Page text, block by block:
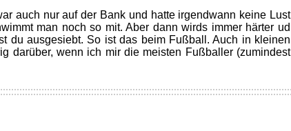
auch nur auf der Bank und hatte irgendwann keine Lust
man noch so mit. Aber dann wirds immer härter ud
du ausgesiebt. So ist das beim Fußball. Auch in kleinen
darüber, wenn ich mir die meisten Fußballer (zumindest